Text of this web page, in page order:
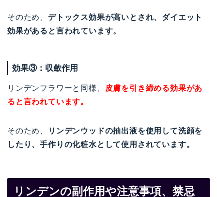
そのため、 デトックス効果が高いとされ、ダイエット
効果があると言われています。
効果③：収斂作用
リンデンフラワーと同様、
皮膚を引き締める効果があ
ると言われています。
そのため、
リンデンウッドの抽出液を使用して洗顔を
したり、手作りの化粧水として使用されています。
リンデンの副作用や注意事項、禁忌